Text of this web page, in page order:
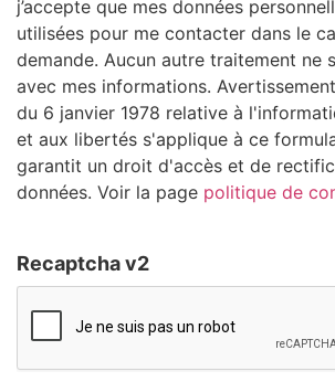
j’accepte que mes données
utilisées pour me contacter dans le
demande. Aucun autre traitement ne
avec mes informations.
du 6 janvier 1978 relative à
et aux libertés s'applique à ce
garantit un droit d'accès et de
données. Voir la page politique de
Recaptcha v2